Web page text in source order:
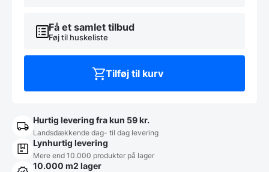
farver
antal
Få et samlet tilbud
Føj til huskeliste
Tilføj til kurv
Hurtig levering fra kun 59 kr.
Landsdækkende dag- til dag levering
Lynhurtig levering
Mere end 10.000 produkter på lager
10.000 m2 lager